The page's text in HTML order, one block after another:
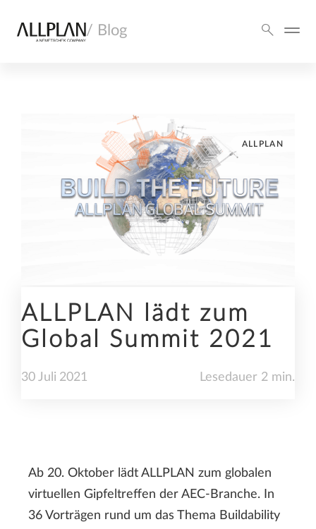
/ Blog
ALLPLAN
ALLPLAN lädt zum
Global Summit 2021
30 Juli 2021 Lesedauer 2 min.
Ab 20. Oktober lädt ALLPLAN zum globalen
virtuellen Gipfeltreffen der AEC-Branche. In
36 Vorträgen rund um das Thema Buildability